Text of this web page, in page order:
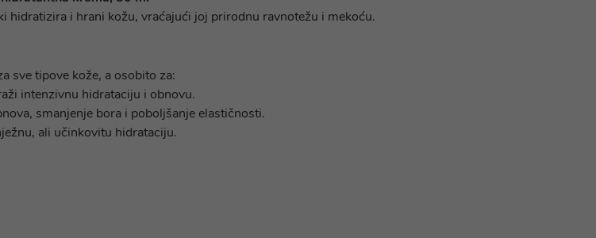
hidratizira i hrani kožu, vraćajući joj prirodnu ravnotežu i mekoću.
sve tipove kože, a osobito za:
intenzivnu hidrataciju i obnovu.
smanjenje bora i poboljšanje elastičnosti.
ali učinkovitu hidrataciju.